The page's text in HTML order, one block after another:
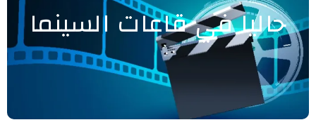
حاليا في قاعات السينما